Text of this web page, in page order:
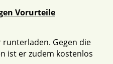
Vorurteile
runterladen. Gegen die
ist er zudem kostenlos